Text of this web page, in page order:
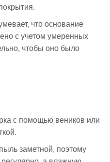
что основание
с учетом умеренных
чтобы оно было
с помощью веников или
заметной, поэтому